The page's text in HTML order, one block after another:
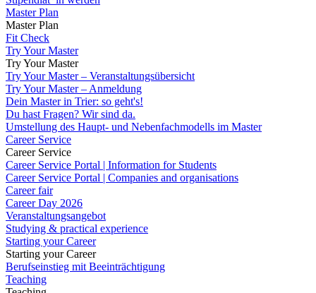
Master Plan
Master Plan
Fit Check
Try Your Master
Try Your Master
Try Your Master – Veranstaltungsübersicht
Try Your Master – Anmeldung
Dein Master in Trier: so geht's!
Du hast Fragen? Wir sind da.
Umstellung des Haupt- und Nebenfachmodells im Master
Career Service
Career Service
Career Service Portal | Information for Students
Career Service Portal | Companies and organisations
Career fair
Career Day 2026
Veranstaltungsangebot
Studying & practical experience
Starting your Career
Starting your Career
Berufseinstieg mit Beeinträchtigung
Teaching